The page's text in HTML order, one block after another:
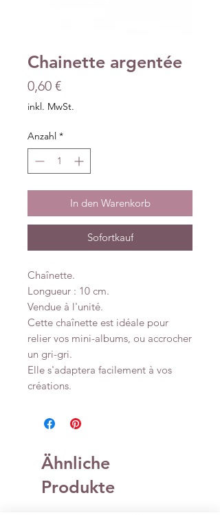
Chainette argentée
0,60 €Preis
inkl. MwSt.
Anzahl *
In den Warenkorb
Sofortkauf
Chaînette.
Longueur : 10 cm.
Vendue à l'unité.
Cette chaînette est idéale pour
relier vos mini-albums, ou accrocher
un gri-gri.
Elle s'adaptera facilement à vos
créations.
Ähnliche
Produkte